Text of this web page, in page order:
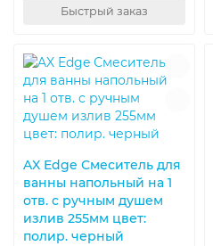
Быстрый заказ
AX Edge Смеситель для
ванны напольный на 1
отв. с ручным душем
излив 255мм цвет:
полир. черный